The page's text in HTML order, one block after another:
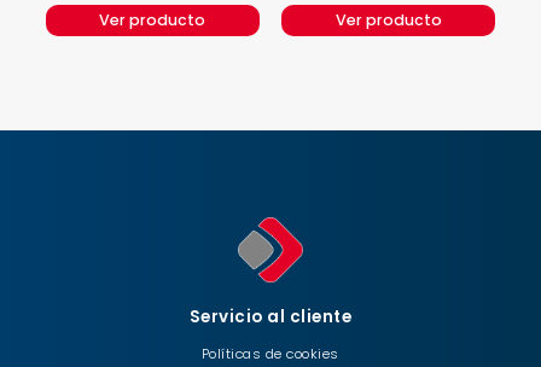
Ver producto Ver producto
Servicio al cliente
Políticas de cookies